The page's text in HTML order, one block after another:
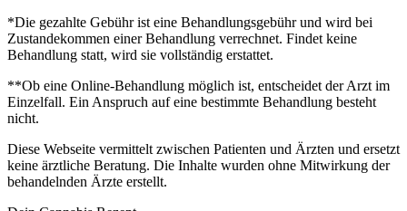
*Die gezahlte Gebühr ist eine Behandlungsgebühr und wird bei
Zustandekommen einer Behandlung verrechnet. Findet keine
Behandlung statt, wird sie vollständig erstattet.
**Ob eine Online-Behandlung möglich ist, entscheidet der Arzt im
Einzelfall. Ein Anspruch auf eine bestimmte Behandlung besteht
nicht.
Diese Webseite vermittelt zwischen Patienten und Ärzten und ersetzt
keine ärztliche Beratung. Die Inhalte wurden ohne Mitwirkung der
behandelnden Ärzte erstellt.